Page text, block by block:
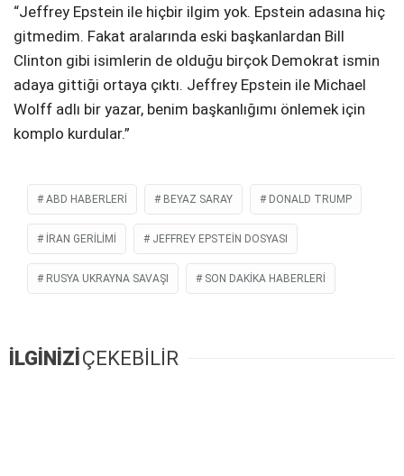
“Jeffrey Epstein ile hiçbir ilgim yok. Epstein adasına hiç
gitmedim. Fakat aralarında eski başkanlardan Bill
Clinton gibi isimlerin de olduğu birçok Demokrat ismin
adaya gittiği ortaya çıktı. Jeffrey Epstein ile Michael
Wolff adlı bir yazar, benim başkanlığımı önlemek için
komplo kurdular.”
ABD HABERLERI BEYAZ SARAY DONALD TRUMP
İRAN GERILIMI JEFFREY EPSTEIN DOSYASI
RUSYA UKRAYNA SAVAŞI SON DAKIKA HABERLERI
İLGİNİZİ ÇEKEBİLİR